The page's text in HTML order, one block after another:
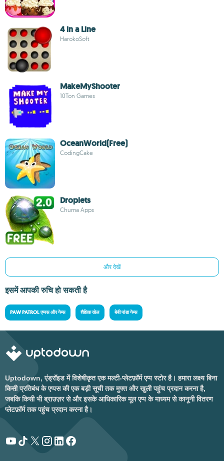
4 in a Line
HarokoSoft
MakeMyShooter
10Ton Games
OceanWorld(Free)
CodingCake
Droplets
Chuma Apps
और देखें
इसमें आपकी रुचि हो सकती है
PAW PATROL एप्पस और गेम्स शैक्षिक खेल बेबी पांडा गेम्स
Uptodown, एंड्रॉइड में विशेषीकृत एक मल्टी-प्लेटफ़ॉर्म एप्प स्टोर है। हमारा लक्ष्य बिना
किसी प्रतिबंध के एप्पस की एक बड़ी सूची तक मुफ्त और खुली पहुंच प्रदान करना है,
जबकि किसी भी ब्राउज़र से और इसके आधिकारिक मूल एप्प के माध्यम से कानूनी वितरण
प्लेटफ़ॉर्म तक पहुंच प्रदान करना है।